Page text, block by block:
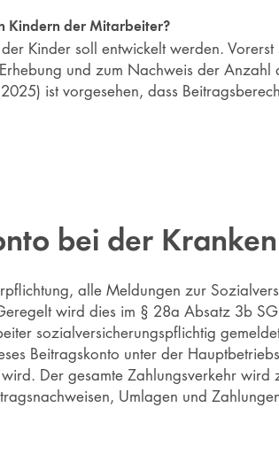
Kindern der Mitarbeiter?
Kinder soll entwickelt werden. Vorerst
und zum Nachweis der Anzahl
ist vorgesehen, dass
bei der
alle Meldungen zur
wird dies im § 28a Absatz 3b
sozialversicherungspflichtig
Beitragskonto unter der
Der gesamte Zahlungsverkehr wird
Umlagen und